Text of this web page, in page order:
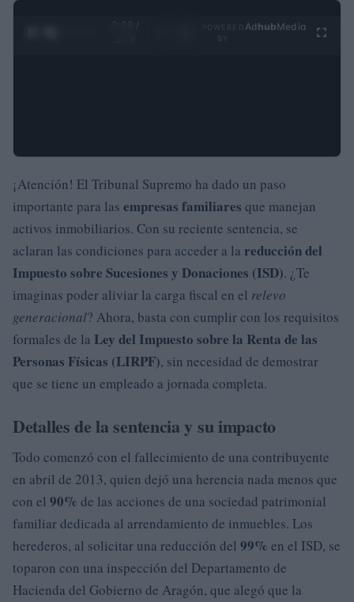
0:29 /
Ad hubMedia
¡Atención! El Tribunal Supremo ha dado un paso
importante para las empresas familiares que manejan
activos inmobiliarios. Con su reciente sentencia, se
aclaran las condiciones para acceder a la reducción del
Impuesto sobre Sucesiones y Donaciones (ISD). ¿Te
imaginas poder aliviar la carga fiscal en el relevo
generacional? Ahora, basta con cumplir con los requisitos
formales de la Ley del Impuesto sobre la Renta de las
Personas Físicas (LIRPF), sin necesidad de demostrar
que se tiene un empleado a jornada completa.
Detalles de la sentencia y su impacto
Todo comenzó con el fallecimiento de una contribuyente
en abril de 2013, quien dejó una herencia nada menos que
con el 90% de las acciones de una sociedad patrimonial
familiar dedicada al arrendamiento de inmuebles. Los
herederos, al solicitar una reducción del 99% en el ISD, se
toparon con una inspección del Departamento de
Hacienda del Gobierno de Aragón, que alegó que la